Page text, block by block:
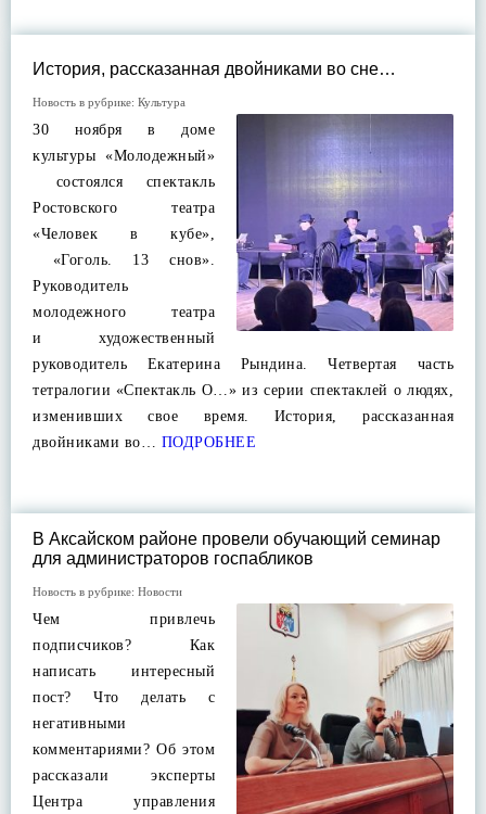
История, рассказанная двойниками во сне…
Новость в рубрике: Культура
30 ноября в доме
культуры «Молодежный»
состоялся спектакль
Ростовского театра
«Человек в кубе»,
«Гоголь. 13 снов».
Руководитель
молодежного театра
и художественный
руководитель Екатерина Рындина. Четвертая часть
тетралогии «Спектакль О…» из серии спектаклей о людях,
изменивших свое время. История, рассказанная
двойниками во… ПОДРОБНЕЕ
В Аксайском районе провели обучающий семинар
для администраторов госпабликов
Новость в рубрике: Новости
Чем привлечь
подписчиков? Как
написать интересный
пост? Что делать с
негативными
комментариями? Об этом
рассказали эксперты
Центра управления